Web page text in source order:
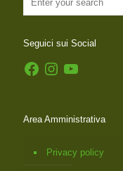
Seguici sui Social
FacebookInstagramYouTube
Area Amministrativa
Privacy policy